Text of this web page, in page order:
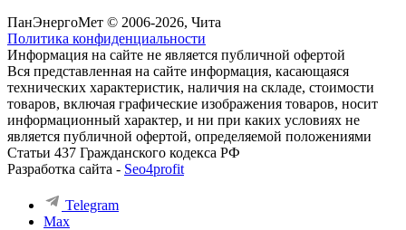
ПанЭнергоМет © 2006-2026, Чита
Политика конфиденциальности
Информация на сайте не является публичной офертой
Вся представленная на сайте информация, касающаяся
технических характеристик, наличия на складе, стоимости
товаров, включая графические изображения товаров, носит
информационный характер, и ни при каких условиях не
является публичной офертой, определяемой положениями
Статьи 437 Гражданского кодекса РФ
Разработка сайта - Seo4profit
Telegram
Max